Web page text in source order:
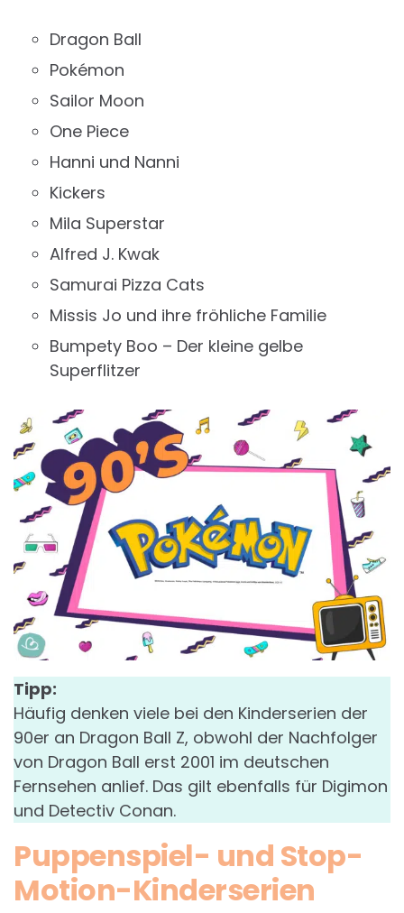
Dragon Ball
Pokémon
Sailor Moon
One Piece
Hanni und Nanni
Kickers
Mila Superstar
Alfred J. Kwak
Samurai Pizza Cats
Missis Jo und ihre fröhliche Familie
Bumpety Boo – Der kleine gelbe
Superflitzer
Tipp:
Häufig denken viele bei den Kinderserien der
90er an Dragon Ball Z, obwohl der Nachfolger
von Dragon Ball erst 2001 im deutschen
Fernsehen anlief. Das gilt ebenfalls für Digimon
und Detectiv Conan.
Puppenspiel- und Stop-
Motion-Kinderserien